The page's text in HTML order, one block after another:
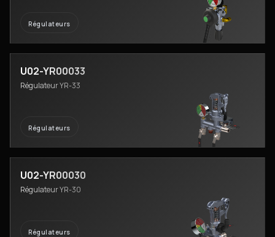
Régulateurs
U02-YR00033
Régulateur YR-33
Régulateurs
U02-YR00030
Régulateur YR-30
Régulateurs